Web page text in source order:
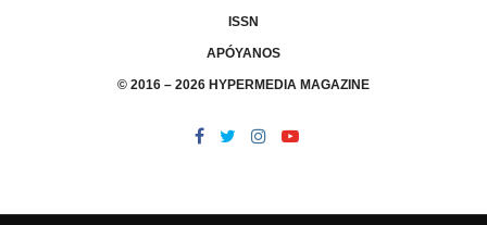
ISSN
APÓYANOS
© 2016 – 2026 HYPERMEDIA MAGAZINE